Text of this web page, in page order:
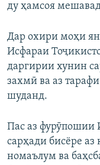
ду ҳамсоя
Дар охири моҳи
Исфараи
даргирии хунин
захмӣ ва аз
шуданд.
Пас аз фурӯпошии
сарҳади бисёре
номаълум ва